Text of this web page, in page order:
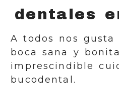
dentales
A todos nos gusta
boca sana y
imprescindible
bucodental.